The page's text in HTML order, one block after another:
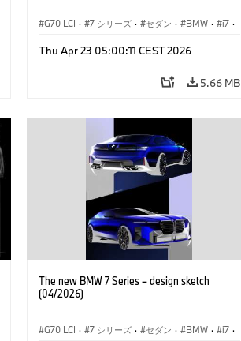
G70 LCI · 7 シリーズ · セダン · BMW · i7 ·
M モデル
Thu Apr 23 05:00:11 CEST 2026
5.66 MB
The new BMW 7 Series – design sketch
(04/2026)
G70 LCI · 7 シリーズ · セダン · BMW · i7 ·